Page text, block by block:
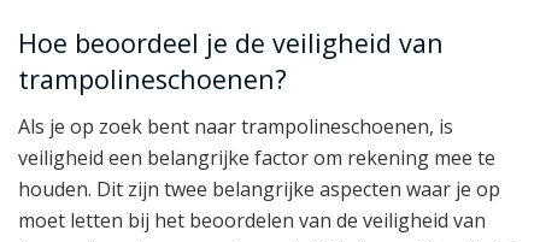
Hoe beoordeel je de veiligheid van
trampolineschoenen?
Als je op zoek bent naar trampolineschoenen, is
veiligheid een belangrijke factor om rekening mee te
houden. Dit zijn twee belangrijke aspecten waar je op
moet letten bij het beoordelen van de veiligheid van